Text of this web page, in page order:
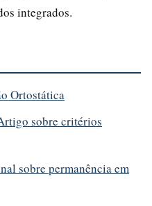
integrados.
Ortostática
sobre critérios
sobre permanência em